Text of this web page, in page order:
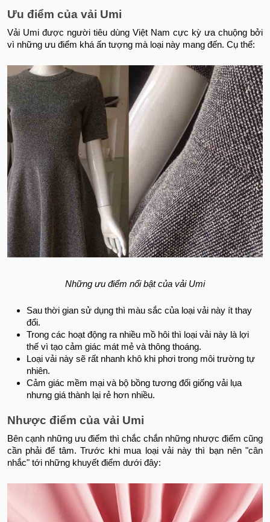
Ưu điểm của vải Umi
Vải Umi được người tiêu dùng Việt Nam cực kỳ ưa chuộng bởi
vì những ưu điểm khá ấn tượng mà loại này mang đến. Cụ thể:
Những ưu điểm nổi bật của vải Umi
Sau thời gian sử dụng thì màu sắc của loại vải này ít thay
đổi.
Trong các hoạt động ra nhiều mồ hôi thì loại vải này là lợi
thế vì tạo cảm giác mát mẻ và thông thoáng.
Loại vải này sẽ rất nhanh khô khi phơi trong môi trường tự
nhiên.
Cảm giác mềm mại và bộ bồng tương đối giống vải lụa
nhưng giá thành lại rẻ hơn nhiều.
Nhược điểm của vải Umi
Bên cạnh những ưu điểm thì chắc chắn những nhược điểm cũng
cần phải để tâm. Trước khi mua loại vải này thì bạn nên "cân
nhắc" tới những khuyết điểm dưới đây: